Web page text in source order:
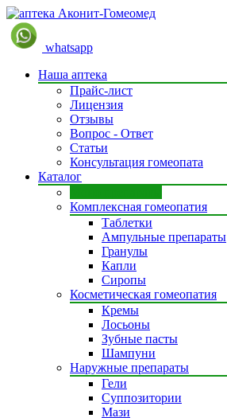
whatsapp
Наша аптека
Прайс-лист
Лицензия
Отзывы
Вопрос - Ответ
Статьи
Консультация гомеопата
Каталог
Комплексная гомеопатия
Таблетки
Ампульные препараты
Гранулы
Капли
Сиропы
Косметическая гомеопатия
Кремы
Лосьоны
Зубные пасты
Шампуни
Наружные препараты
Гели
Суппозитории
Мази